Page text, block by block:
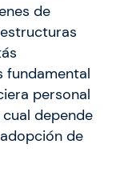
de
fundamental
personal
depende
de